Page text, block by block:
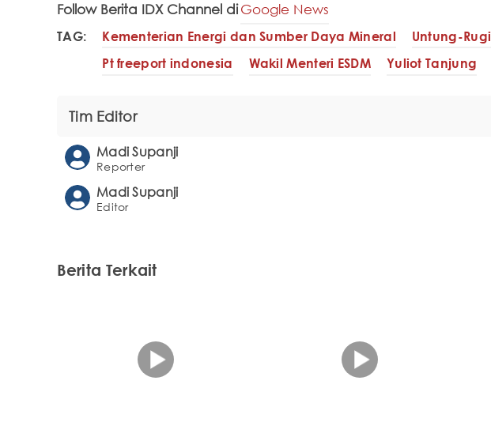
Follow Berita IDX Channel diGoogle News
TAG: Kementerian Energi dan Sumber Daya Mineral Untung-Rugi
Pt freeport indonesia
Wakil Menteri ESDM Yuliot Tanjung
Tim Editor
Madi Supanji
Reporter
Madi Supanji
Editor
Berita Terkait